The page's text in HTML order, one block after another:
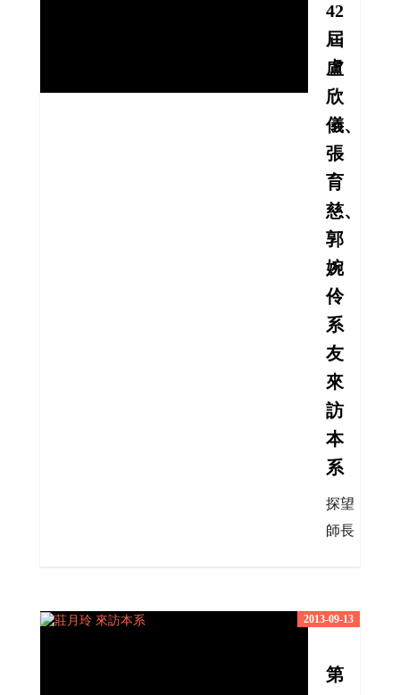
42
屆
盧
欣
儀、
張
育
慈、
郭
婉
伶
系
友
來
訪
本
系
探望
師長
2013-09-13
第